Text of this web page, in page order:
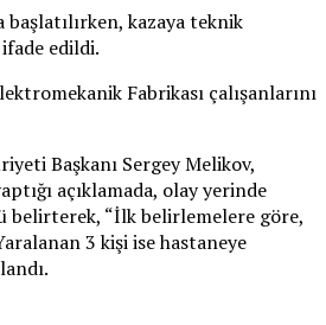
kazaya teknik
edildi.
Fabrikası çalışanlarını
Başkanı Sergey Melikov,
açıklamada, olay yerinde
belirterek, “İlk belirlemelere göre,
3 kişi ise hastaneye